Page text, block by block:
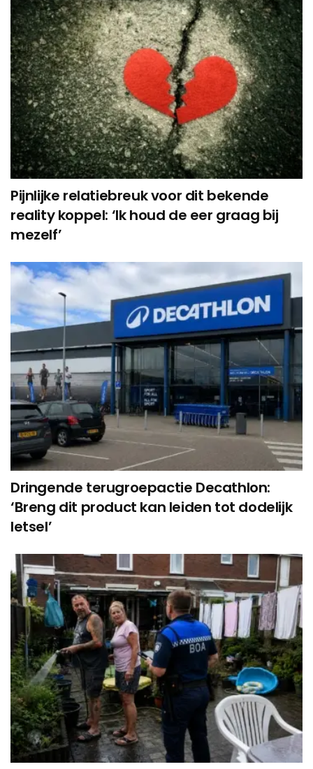
Pijnlijke relatiebreuk voor dit bekende
reality koppel: ‘Ik houd de eer graag bij
mezelf’
Dringende terugroepactie Decathlon:
‘Breng dit product kan leiden tot dodelijk
letsel’